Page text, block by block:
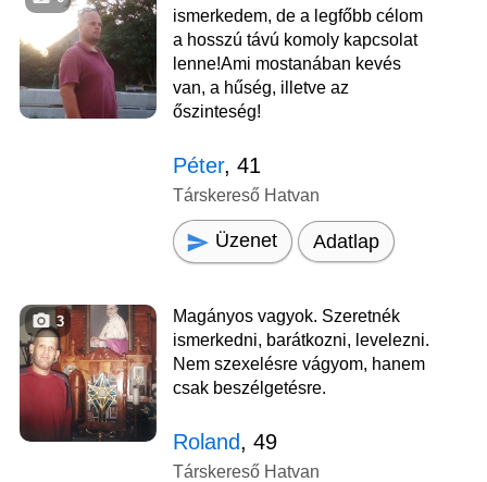
ismerkedem, de a legfőbb célom
a hosszú távú komoly kapcsolat
lenne!Ami mostanában kevés
van, a hűség, illetve az
őszinteség!
Péter, 41
Társkereső Hatvan
Üzenet Adatlap
3
Magányos vagyok. Szeretnék
ismerkedni, barátkozni, levelezni.
Nem szexelésre vágyom, hanem
csak beszélgetésre.
Roland, 49
Társkereső Hatvan